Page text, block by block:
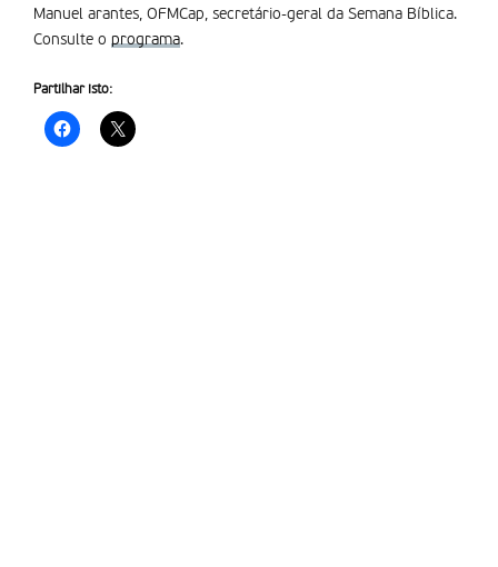
Manuel arantes, OFMCap, secretário-geral da Semana Bíblica.
Consulte o programa.
Partilhar isto: